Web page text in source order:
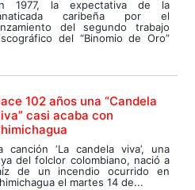
1977, la expectativa de la
caribeña por el
del segundo trabajo
del “Binomio de Oro”
102 años una “Candela
casi acaba con
canción ‘La candela viva’, una
del folclor colombiano, nació a
de un incendio ocurrido en
el martes 14 de...